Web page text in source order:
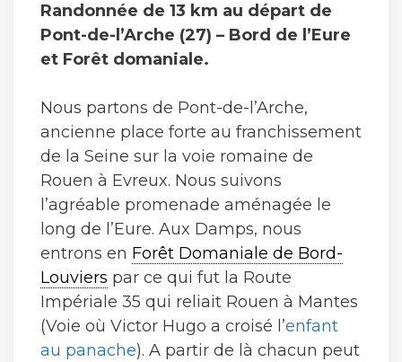
Randonnée de 13 km au départ de
Pont-de-l’Arche (27) – Bord de l’Eure
et Forêt domaniale.
Nous partons de Pont-de-l’Arche,
ancienne place forte au franchissement
de la Seine sur la voie romaine de
Rouen à Evreux. Nous suivons
l’agréable promenade aménagée le
long de l’Eure. Aux Damps, nous
entrons en Forêt Domaniale de Bord-
Louviers par ce qui fut la Route
Impériale 35 qui reliait Rouen à Mantes
(Voie où Victor Hugo a croisé l’enfant
au panache). A partir de là chacun peut